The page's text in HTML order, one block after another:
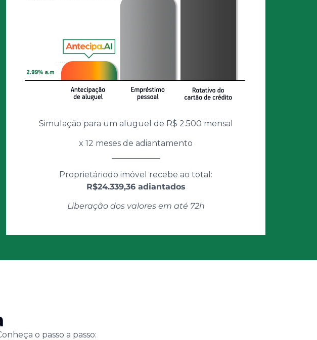
Simulação para um aluguel de R$ 2.500 mensal
x 12 meses de adiantamento
Proprietáriodo imóvel recebe ao total:
R$24.339,36 adiantados
Liberação dos valores em até 72h
o passo a passo: